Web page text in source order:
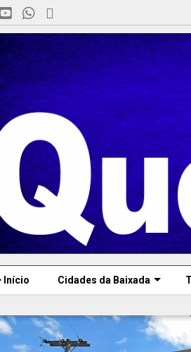
Início Cidades da Baixada